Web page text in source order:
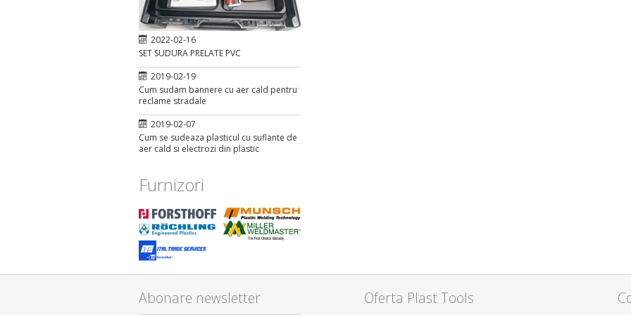
2022-02-16
SET SUDURA PRELATE PVC
2019-02-19
Cum sudam bannere cu aer cald pentru
reclame stradale
2019-02-07
Cum se sudeaza plasticul cu suflante de
aer cald si electrozi din plastic
Furnizori
Abonare newsletter Oferta Plast Tools